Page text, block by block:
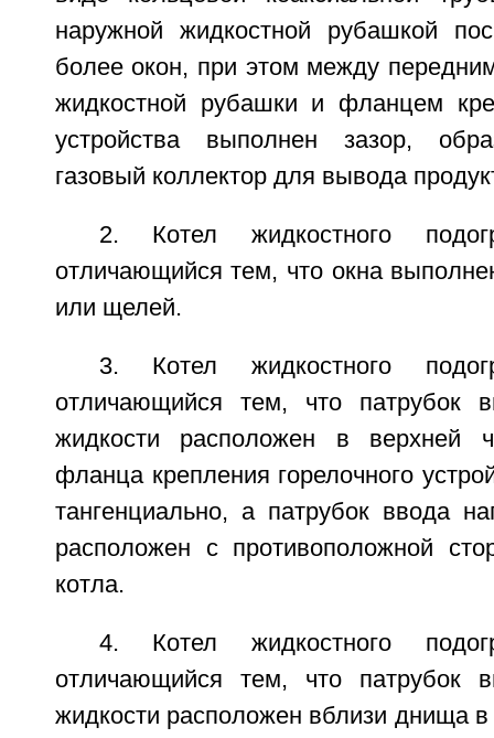
наружной жидкостной рубашкой
более окон, при этом между
жидкостной рубашки и фланцем
устройства выполнен зазор,
газовый коллектор для вывода
2. Котел жидкостного
отличающийся тем, что окна
или щелей.
3. Котел жидкостного
отличающийся тем, что патрубок
жидкости расположен в верхней
фланца крепления горелочного
тангенциально, а патрубок ввода
расположен с противоположной
котла.
4. Котел жидкостного
отличающийся тем, что патрубок
жидкости расположен вблизи днища в